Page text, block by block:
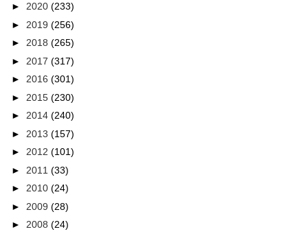
► 2020 (233)
► 2019 (256)
► 2018 (265)
► 2017 (317)
► 2016 (301)
► 2015 (230)
► 2014 (240)
► 2013 (157)
► 2012 (101)
► 2011 (33)
► 2010 (24)
► 2009 (28)
► 2008 (24)